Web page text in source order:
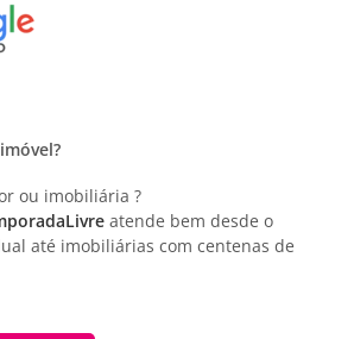
ou imobiliária ?
atende bem desde o
até imobiliárias com centenas de